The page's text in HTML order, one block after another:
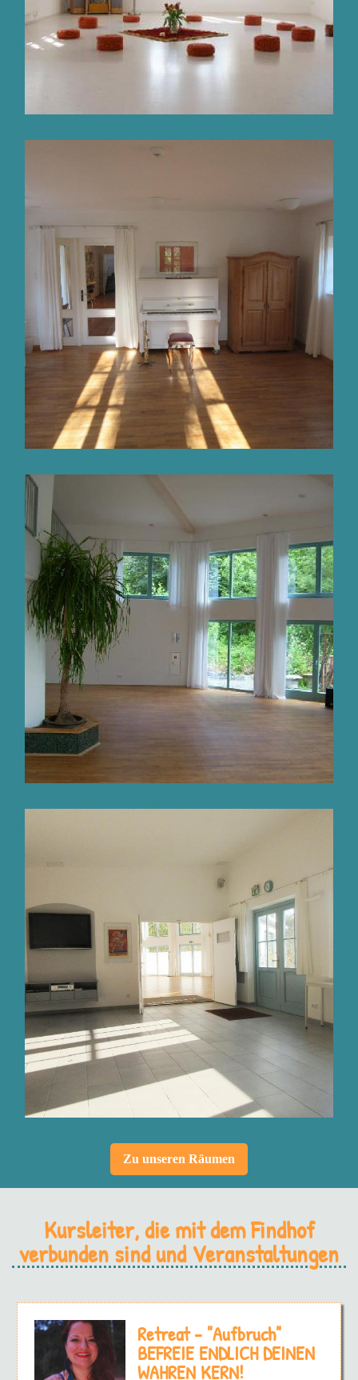
Zu unseren Räumen
Kursleiter, die mit dem Findhof
verbunden sind und Veranstaltungen
Retreat - "Aufbruch"
BEFREIE ENDLICH DEINEN
WAHREN KERN!